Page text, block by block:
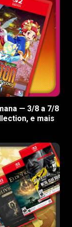
— 3/8 a 7/8
e mais